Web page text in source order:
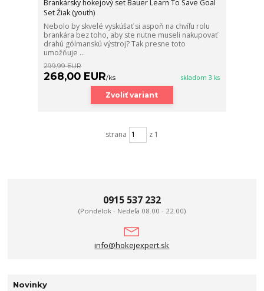
Brankársky hokejový set Bauer Learn To Save Goal
Set Žiak (youth)
Nebolo by skvelé vyskúšať si aspoň na chvíľu rolu
brankára bez toho, aby ste nutne museli nakupovať
drahú gólmanskú výstroj? Tak presne toto
umožňuje ...
299,99 EUR
268,00 EUR/ks skladom 3 ks
Zvoliť variant
strana z 1
0915 537 232
(Pondelok - Nedeľa 08.00 - 22.00)
info@hokejexpert.sk
Novinky